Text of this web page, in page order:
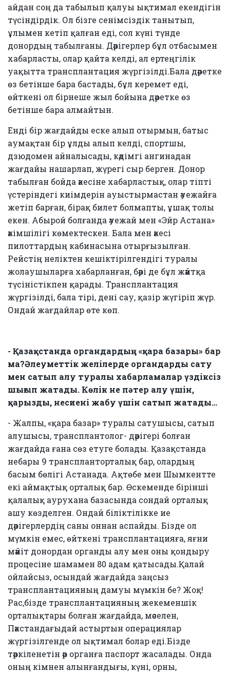
айдан соң да табылып қалуы ықтимал екендігін
түсіндірдік. Ол бізге сенімсіздік танытып,
ұлымен кетіп қалған еді, сол күні түнде
донордың табылғаны. Дәрігерлер бұл отбасымен
хабарласты, олар қайта келді, ал ертеңгілік
уақытта трансплантация жүргізілді.Бала дәретке
өз бетінше бара бастады, бұл керемет еді,
өйткені ол бірнеше жыл бойына дәретке өз
бетінше бара алмайтын.
Енді бір жағдайды еске алып отырмын, батыс
аумақтан бір ұлды алып келді, спортшы,
дзюдомен айналысады, кәдімгі ангинадан
жағдайы нашарлап, жүрегі сыр берген. Донор
табылған бойда әкесіне хабарластық, олар тіпті
үстеріндегі киімдерін ауыстырмастан әуежайға
жетіп барған, бірақ билет болмапты, ұшақ толы
екен. Абырой болғанда әуежай мен «Эйр Астана»
әкімшілігі көмектескен. Бала мен әкесі
пилоттардың кабинасына отырғызылған.
Рейстің неліктен кешіктірілгендігі туралы
жолаушыларға хабарланған, бәрі де бұл жәйтқа
түсіністікпен қарады. Трансплантация
жүргізілді, бала тірі, дені сау, қазір жүгіріп жүр.
Ондай жағдайлар өте көп.
- Қазақстанда органдардың «қара базары» бар
ма?Әлеуметтік желілерде органдарды сату
мен сатып алу туралы хабарламалар үздіксіз
шығып жатады. Көлік не пәтер алу үшін,
қарызды, несиені жабу үшін сатып жатады…
- Жалпы, «қара базар» туралы сатушысы, сатып
алушысы, трансплантолог- дәрігері болған
жағдайда ғана сөз етуге болады. Қазақстанда
небары 9 транспланторталық бар, олардың
басым бөлігі Астанада. Ақтөбе мен Шымкентте
екі аймақтық орталық бар. Өскеменде бірінші
қалалық аурухана базасында сондай орталық
ашу көзделген. Ондай біліктілікке ие
дәрігерлердің саны оннан аспайды. Бізде ол
мүмкін емес, өйткені трансплантацияға, яғни
мәйіт донордан органды алу мен оны қондыру
процесіне шамамен 80 адам қатысады.Қалай
ойлайсыз, осындай жағдайда заңсыз
трансплантацияның дамуы мүмкін бе? Жоқ!
Рас,бізде трансплантацияның жекеменшік
орталықтары болған жағдайда, мәселен,
Пәкстандағыдай астыртын операциялар
жүргізілгенде ол ықтимал болар еді.Бізде
тәркіленетін әр органға паспорт жасалады. Онда
оның кімнен алынғандығы, күні, орны,